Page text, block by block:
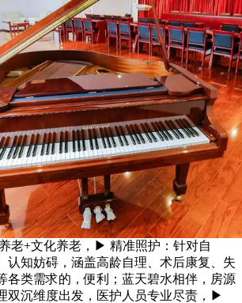
老+文化养老，▶ 精准照护：针对自
认知妨碍，涵盖高龄自理、术后康复、失
各类需求的，便利；蓝天碧水相伴，房源
双沉维度出发，医护人员专业尽责，▶